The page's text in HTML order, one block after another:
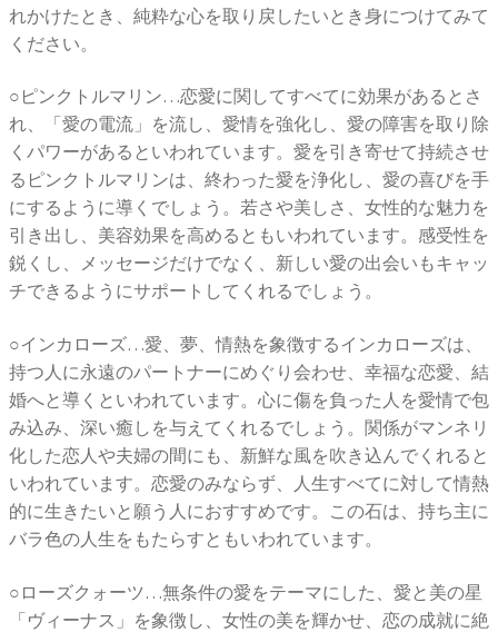
れかけたとき、純粋な心を取り戻したいとき身につけてみて
ください。
○ピンクトルマリン…恋愛に関してすべてに効果があるとさ
れ、「愛の電流」を流し、愛情を強化し、愛の障害を取り除
くパワーがあるといわれています。愛を引き寄せて持続させ
るピンクトルマリンは、終わった愛を浄化し、愛の喜びを手
にするように導くでしょう。若さや美しさ、女性的な魅力を
引き出し、美容効果を高めるともいわれています。感受性を
鋭くし、メッセージだけでなく、新しい愛の出会いもキャッ
チできるようにサポートしてくれるでしょう。
○インカローズ…愛、夢、情熱を象徴するインカローズは、
持つ人に永遠のパートナーにめぐり会わせ、幸福な恋愛、結
婚へと導くといわれています。心に傷を負った人を愛情で包
み込み、深い癒しを与えてくれるでしょう。関係がマンネリ
化した恋人や夫婦の間にも、新鮮な風を吹き込んでくれると
いわれています。恋愛のみならず、人生すべてに対して情熱
的に生きたいと願う人におすすめです。この石は、持ち主に
バラ色の人生をもたらすともいわれています。
○ローズクォーツ…無条件の愛をテーマにした、愛と美の星
「ヴィーナス」を象徴し、女性の美を輝かせ、恋の成就に絶